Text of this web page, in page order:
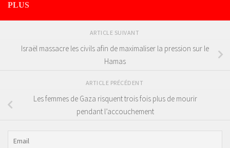
PLUS
ARTICLE SUIVANT
Israël massacre les civils afin de maximaliser la pression sur le
Hamas
ARTICLE PRÉCÉDENT
Les femmes de Gaza risquent trois fois plus de mourir
pendant l’accouchement